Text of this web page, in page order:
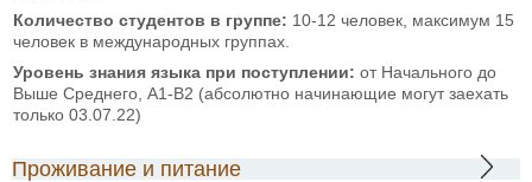
Количество студентов в группе: 10-12 человек, максимум 15
человек в международных группах.
Уровень знания языка при поступлении: от Начального до
Выше Среднего, А1-B2 (абсолютно начинающие могут заехать
только 03.07.22)
Проживание и питание